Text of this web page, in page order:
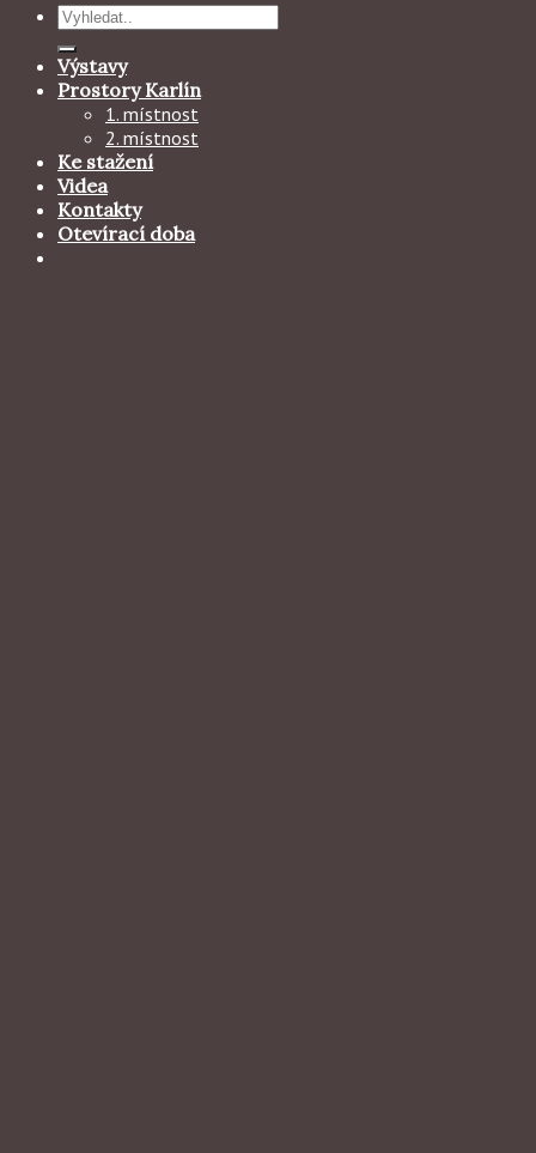
Hledat:
Výstavy
Prostory Karlín
1. místnost
2. místnost
Ke stažení
Videa
Kontakty
Otevírací doba